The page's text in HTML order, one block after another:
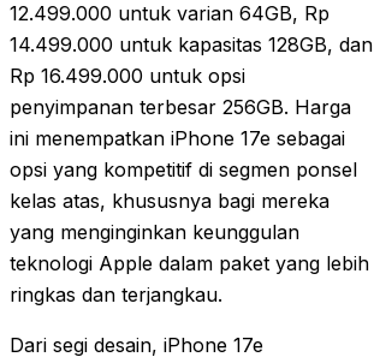
12.499.000 untuk varian 64GB, Rp
14.499.000 untuk kapasitas 128GB, dan
Rp 16.499.000 untuk opsi
penyimpanan terbesar 256GB. Harga
ini menempatkan iPhone 17e sebagai
opsi yang kompetitif di segmen ponsel
kelas atas, khususnya bagi mereka
yang menginginkan keunggulan
teknologi Apple dalam paket yang lebih
ringkas dan terjangkau.
Dari segi desain, iPhone 17e